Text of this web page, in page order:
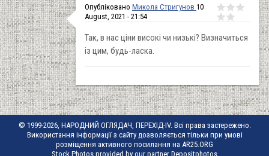
Опубліковано Микола Стригунов 10
August, 2021 - 21:54
Так, в нас ціни високі чи низькі? Визначиться
із цим, будь-ласка.
© 1999-2026, НАРОДНИЙ ОГЛЯДАЧ, ПЕРЕХІД-IV. Всі права застережено.
Використання інформації з сайту дозволяється тільки при умові
розміщення активного посилання на AR25.ORG
Stock Photos provided by our partner Depositphotos